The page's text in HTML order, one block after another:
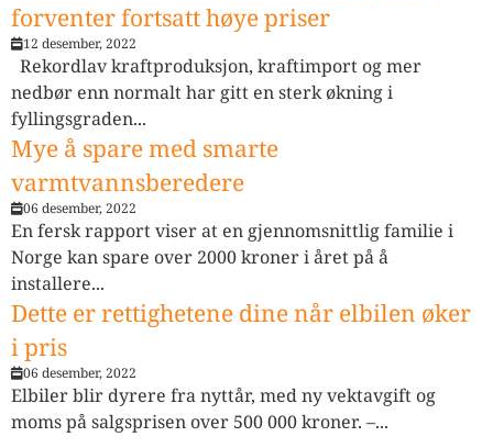
forventer fortsatt høye priser
12 desember, 2022
Rekordlav kraftproduksjon, kraftimport og mer
nedbør enn normalt har gitt en sterk økning i
fyllingsgraden...
Mye å spare med smarte
varmtvannsberedere
06 desember, 2022
En fersk rapport viser at en gjennomsnittlig familie i
Norge kan spare over 2000 kroner i året på å
installere...
Dette er rettighetene dine når elbilen øker
i pris
06 desember, 2022
Elbiler blir dyrere fra nyttår, med ny vektavgift og
moms på salgsprisen over 500 000 kroner. –...